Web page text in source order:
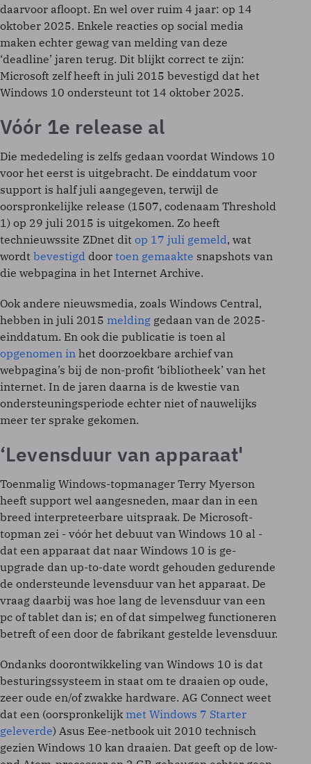
daarvoor afloopt. En wel over ruim 4 jaar: op 14
oktober 2025. Enkele reacties op social media
maken echter gewag van melding van deze
‘deadline’ jaren terug. Dit blijkt correct te zijn:
Microsoft zelf heeft in juli 2015 bevestigd dat het
Windows 10 ondersteunt tot 14 oktober 2025.
Vóór 1e release al
Die mededeling is zelfs gedaan voordat Windows 10
voor het eerst is uitgebracht. De einddatum voor
support is half juli aangegeven, terwijl de
oorspronkelijke release (1507, codenaam Threshold
1) op 29 juli 2015 is uitgekomen. Zo heeft
technieuwssite ZDnet dit op 17 juli gemeld, wat
wordt bevestigd door toen gemaakte snapshots van
die webpagina in het Internet Archive.
Ook andere nieuwsmedia, zoals Windows Central,
hebben in juli 2015 melding gedaan van de 2025-
einddatum. En ook die publicatie is toen al
opgenomen in het doorzoekbare archief van
webpagina’s bij de non-profit ‘bibliotheek’ van het
internet. In de jaren daarna is de kwestie van
ondersteuningsperiode echter niet of nauwelijks
meer ter sprake gekomen.
‘Levensduur van apparaat'
Toenmalig Windows-topmanager Terry Myerson
heeft support wel aangesneden, maar dan in een
breed interpreteerbare uitspraak. De Microsoft-
topman zei - vóór het debuut van Windows 10 al -
dat een apparaat dat naar Windows 10 is ge-
upgrade dan up-to-date wordt gehouden gedurende
de ondersteunde levensduur van het apparaat. De
vraag daarbij was hoe lang de levensduur van een
pc of tablet dan is; en of dat simpelweg functioneren
betreft of een door de fabrikant gestelde levensduur.
Ondanks doorontwikkeling van Windows 10 is dat
besturingssysteem in staat om te draaien op oude,
zeer oude en/of zwakke hardware. AG Connect weet
dat een (oorspronkelijk met Windows 7 Starter
geleverde) Asus Eee-netbook uit 2010 technisch
gezien Windows 10 kan draaien. Dat geeft op de low-